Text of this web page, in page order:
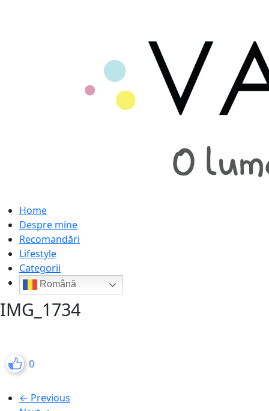
Home
Despre mine
Recomandări
Lifestyle
Categorii
Română
IMG_1734
0
← Previous